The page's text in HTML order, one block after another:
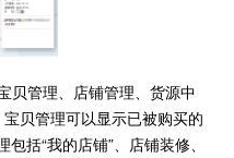
管理、店铺管理、货源中
贝管理可以显示已被购买的
括“我的店铺”、店铺装修、